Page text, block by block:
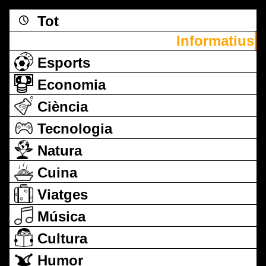
Tot
Informatius
Esports
Economia
Ciència
Tecnologia
Natura
Cuina
Viatges
Música
Cultura
Humor